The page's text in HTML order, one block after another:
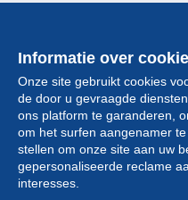
Informatie over
Onze site gebruikt cookies
de door u gevraagde
ons platform te garanderen,
om het surfen aangenamer
stellen om onze site aan uw
gepersonaliseerde reclame
interesses.
Collectie